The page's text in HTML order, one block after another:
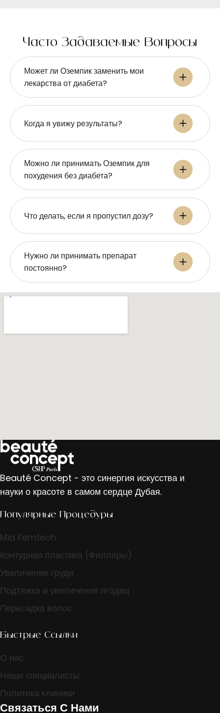
Часто Задаваемые Вопросы
Может ли Оземпик заменить мои
лекарства от диабета?
Когда я увижу результаты?
Можно ли принимать Оземпик для
похудения без диабета?
Что делать, если я пропустил дозу?
Нужно ли принимать препарат
постоянно?
Beauté Concept - это синергия искусства и
науки о красоте в самом сердце Дубая.
Популярные Процедуры
Mia Femtech
Контурная пластика (Филлеры)
Увеличение груди
Подтяжка и увеличение ягодиц
Пересадка волос
Быстрые Ссылки
О нас
Наши специалисты
Политика клиники
Связаться С Нами